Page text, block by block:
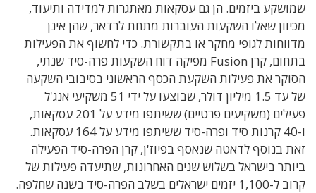
שמושקע ביזמים. הן גם עסקאות מאתגרות למדידה ותיעוד,
מכיוון שאלו השקעות העוברות מתחת לרדאר, שהן אינן
מדווחות לגופי מחקר או בתקשורת. כדי לחשוף את הפעילות
בתחום, קרן Fusion מפיקה דוח השקעות פרה-סיד שנתי,
הסוקר את פעילות השקעת הכסף הראשוני בסיבובי השקעה
של עד 1.5 מיליון דולר, שבוצעו על ידי 51 משקיעי אנג'ל
פעילים (משקיעים פרטיים) ששיתפו מידע על 201 עסקאות,
ו-40 קרנות סיד ופרה-סיד ששיתפו מידע על 164 עסקאות.
זאת בנוסף לדאטה שנאסף בפיוז'ן, קרן הפרה-סיד הפעילה
ביותר בישראל בשלוש שנים האחרונות, שתיעדה פעילות של
קרוב ל-1,100 יזמים ישראלים בשלב הפרה-סיד בשנה שחלפה.